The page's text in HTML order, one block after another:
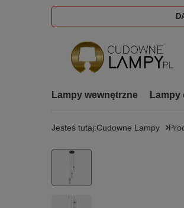
Lampy wewnętrzne Lampy
Jesteś tutaj:Cudowne Lampy